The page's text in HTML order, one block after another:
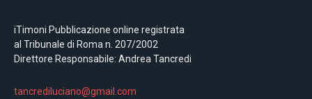
iTimoni Pubblicazione online registrata
al Tribunale di Roma n. 207/2002
Direttore Responsabile: Andrea Tancredi
tancrediluciano@gmail.com